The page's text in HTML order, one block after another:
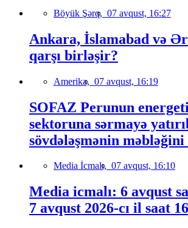
Böyük Şərq, 07 avqust, 16:27
Ankara, İslamabad və
qarşı birləşir?
Amerika, 07 avqust, 16:19
SOFAZ Perunun
sektoruna sərmayə
sövdələşmənin məbləğini
Media İcmalı, 07 avqust, 16:10
Media icmalı: 6 avqust
7 avqust 2026-cı il saat